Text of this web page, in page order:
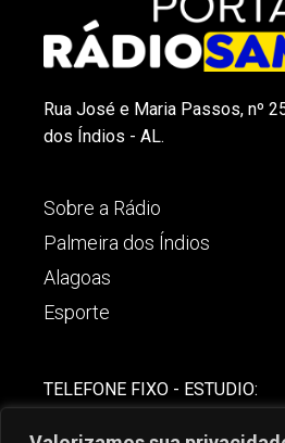
Rua José e Maria Passos, nº
dos Índios - AL.
Sobre a Rádio
Palmeira dos Índios
Alagoas
Esporte
TELEFONE FIXO - ESTUDIO: